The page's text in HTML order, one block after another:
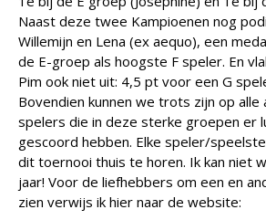
Naast deze twee Kampioenen nog
Willemijn en Lena (ex aequo), een
de E-groep als hoogste F speler. En
Pim ook niet uit: 4,5 pt voor een G
Bovendien kunnen we trots zijn op alle
spelers die in deze sterke groepen er
gescoord hebben. Elke speler/
dit toernooi thuis te horen. Ik kan niet
jaar! Voor de liefhebbers om een en
zien verwijs ik hier naar de website: